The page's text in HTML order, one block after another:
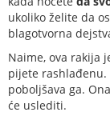
ukoliko želite da
blagotvorna
Naime, ova rakija
pijete rashlađenu.
poboljšava ga.
će uslediti.